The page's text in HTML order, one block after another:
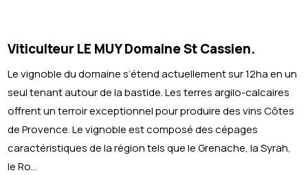
Viticulteur LE MUY Domaine St Cassien.
Le vignoble du domaine s’étend actuellement sur 12ha en un
seul tenant autour de la bastide. Les terres argilo-calcaires
offrent un terroir exceptionnel pour produire des vins Côtes
de Provence. Le vignoble est composé des cépages
caractéristiques de la région tels que le Grenache, la Syrah,
le Ro...